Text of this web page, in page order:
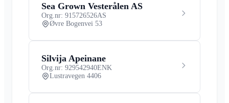
Sea Grown Vesterålen AS
Org.nr: 915726526AS
Øvre Bogenvei 53
Silvija Apeinane
Org.nr: 929542940ENK
Lustravegen 4406